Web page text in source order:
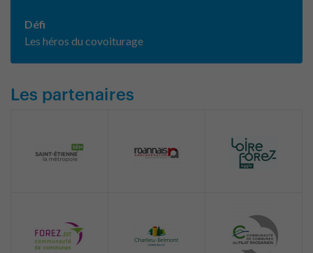
Défi
Les héros du covoiturage
Les partenaires